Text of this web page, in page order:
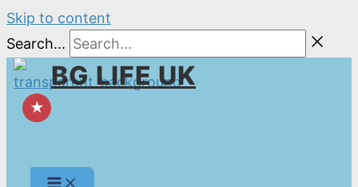
Skip to content
Search...
BG LIFE UK
★